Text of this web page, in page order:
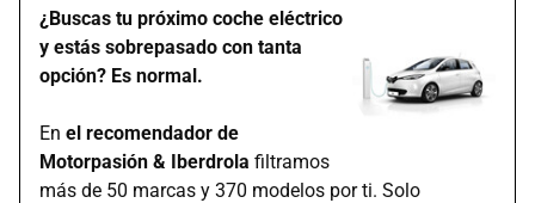
¿Buscas tu próximo coche eléctrico
y estás sobrepasado con tanta
opción? Es normal.
En el recomendador de
Motorpasión & Iberdrola filtramos
más de 50 marcas y 370 modelos por ti. Solo